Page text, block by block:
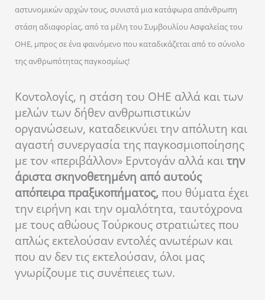
αστυνομικών αρχώντους, συνιστά μια κατάφωρα απάνθρωπη
στάση αδιαφορίας, από τα μέλη του Συμβουλίου Ασφαλείας του
ΟΗΕ, μπρος σε ένα φαινόμενο που καταδικάζεται από το σύνολο
της ανθρωπότητας παγκοσμίως!
Κοντολογίς, η στάση του ΟΗΕ αλλά και των
μελών των δήθεν ανθρωπιστικών
οργανώσεων, καταδεικνύει την απόλυτη και
αγαστή συνεργασία της παγκοσμιοποίησης
με τον «περιβάλλον» Ερντογάν αλλά καιτην
άριστα σκηνοθετημένη από αυτούς
απόπειρα πραξικοπήματος, που θύματα έχει
την ειρήνη και την ομαλότητα, ταυτόχρονα
με τους αθώους Τούρκους στρατιώτες που
απλώς εκτελούσαν εντολές ανωτέρων και
που αν δεν τις εκτελούσαν, όλοι μας
γνωρίζουμε τις συνέπειες των.